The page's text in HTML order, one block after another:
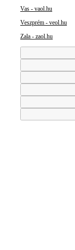
Vas - vaol.hu
Veszprém - veol.hu
Zala - zaol.hu